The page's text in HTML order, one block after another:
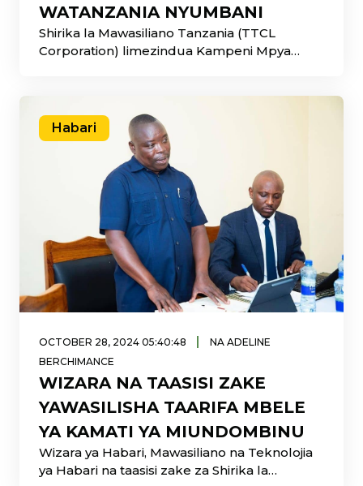
WATANZANIA NYUMBANI
Shirika la Mawasiliano Tanzania (TTCL
Corporation) limezindua Kampeni Mpya
Habari
OCTOBER 28, 2024 05:40:48 |
NA ADELINE
BERCHIMANCE
WIZARA NA TAASISI ZAKE
YAWASILISHA TAARIFA MBELE
YA KAMATI YA MIUNDOMBINU
Wizara ya Habari, Mawasiliano na Teknolojia
ya Habari na taasisi zake za Shirika la